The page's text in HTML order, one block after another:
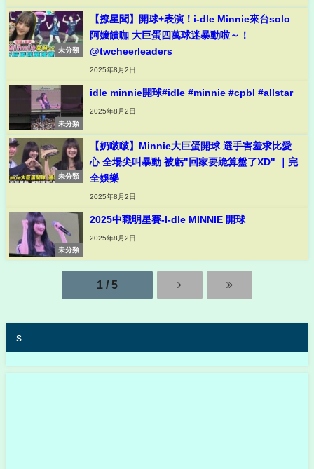
未分類
【撩星聞】開球+表演！i-dle Minnie來台solo
阿嬤饋咖 大巨蛋四萬球迷暴動啦～！
@twcheerleaders
2025年8月2日
未分類
idle minnie開球#idle #minnie #cpbl #allstar
2025年8月2日
未分類
【奶啵啵】Minnie大巨蛋開球 選手害羞求比愛
心 全場尖叫暴動 被虧"回家要跪算盤了XD" ｜完
全娛樂
2025年8月2日
未分類
2025中職明星賽-I-dle MINNIE 開球
2025年8月2日
1 / 5
s